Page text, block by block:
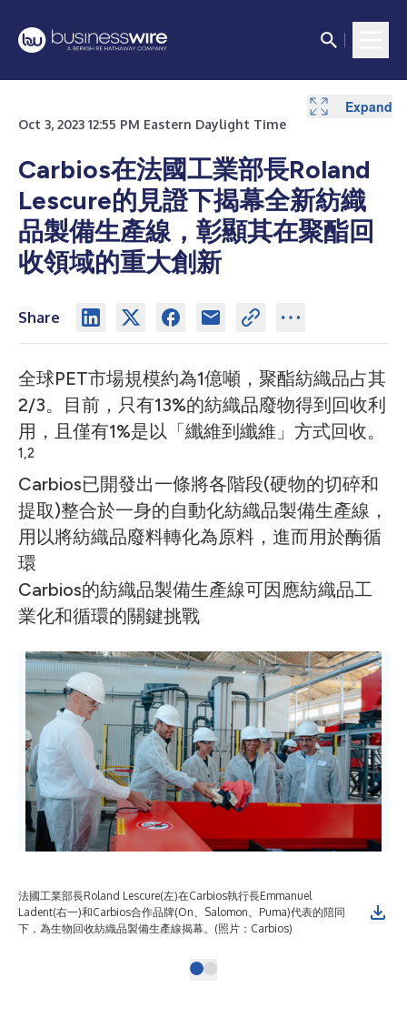
Oct 3, 2023 12:55 PM Eastern Daylight Time
Carbios在法國工業部長Roland
Lescure的見證下揭幕全新紡織
品製備生產線，彰顯其在聚酯回
收領域的重大創新
Share
全球PET市場規模約為1億噸，聚酯紡織品占其
2/3。目前，只有13%的紡織品廢物得到回收利
用，且僅有1%是以「纖維到纖維」方式回收。
1,2
Carbios已開發出一條將各階段(硬物的切碎和
提取)整合於一身的自動化紡織品製備生產線，
用以將紡織品廢料轉化為原料，進而用於酶循
環
Carbios的紡織品製備生產線可因應紡織品工
業化和循環的關鍵挑戰
法國工業部長Roland Lescure(左)在Carbios執行長Emmanuel
Ladent(右一)和Carbios合作品牌(On、Salomon、Puma)代表的陪同
下，為生物回收紡織品製備生產線揭幕。(照片：Carbios)
Expand
Expand